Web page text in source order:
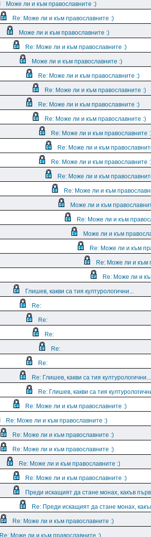
Може ли и към православните :)
Re: Може ли и към православните :)
Може ли и към православните :)
Re: Може ли и към православните :)
Може ли и към православните :)
Re: Може ли и към православните :)
Re: Може ли и към православните :)
Re: Може ли и към православните :)
Re: Може ли и към православните :)
Re: Може ли и към православните
Re: Може ли и към
Re: Може ли и към православните
Re: Може ли и към
Re: Може ли и към
Може ли и към
Re: Може ли и към
Може ли и към
Re: Може ли и към
Re: Може ли и към
Re: Може ли и
Глишев, какви са тия културологични...
Re:
Re:
Re:
Re:
Re:
Re: Глишев, какви са тия културологични...
Re: Глишев, какви са тия
Re: Може ли и към православните :)
Re: Може ли и към православните :)
Re: Може ли и към православните :)
Re: Може ли и към православните :)
Re: Може ли и към православните :)
Re: Може ли и към православните :)
Преди искащият да стане монах, какъв
Re: Преди искащият да стане монах,
Re: Може ли и към православните :)
Re: Може ли и към православните :)